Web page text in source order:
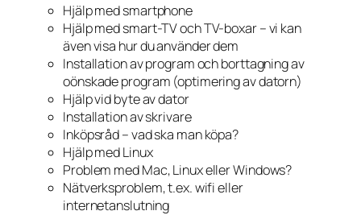
Hjälp med smartphone
Hjälp med smart-TV och TV-boxar – vi kan
även visa hur du använder dem
Installation av program och borttagning av
oönskade program (optimering av datorn)
Hjälp vid byte av dator
Installation av skrivare
Inköpsråd – vad ska man köpa?
Hjälp med Linux
Problem med Mac, Linux eller Windows?
Nätverksproblem, t.ex. wifi eller
internetanslutning